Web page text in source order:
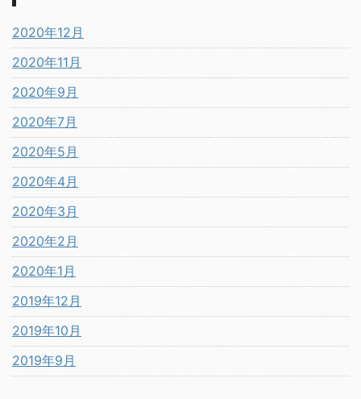
2020年12月
2020年11月
2020年9月
2020年7月
2020年5月
2020年4月
2020年3月
2020年2月
2020年1月
2019年12月
2019年10月
2019年9月